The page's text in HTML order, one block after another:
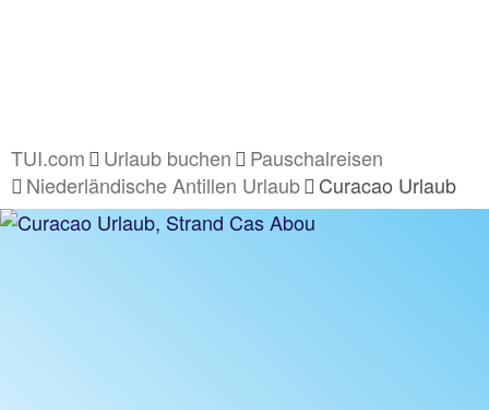
TUI.com Urlaub buchen
Pauschalreisen
Niederländische Antillen Urlaub
Curacao Urlaub